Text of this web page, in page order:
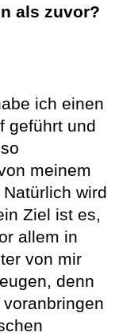
als zuvor?
ich einen
geführt und
meinem
wird
Ziel ist es,
allem in
von mir
denn